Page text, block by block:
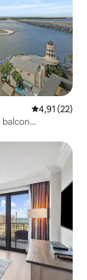
Évaluation
4,91 (22)
balcon